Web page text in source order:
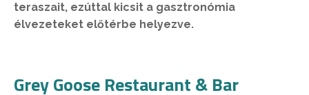
teraszait, ezúttal kicsit a gasztronómia
élvezeteket előtérbe helyezve.
Grey Goose Restaurant & Bar